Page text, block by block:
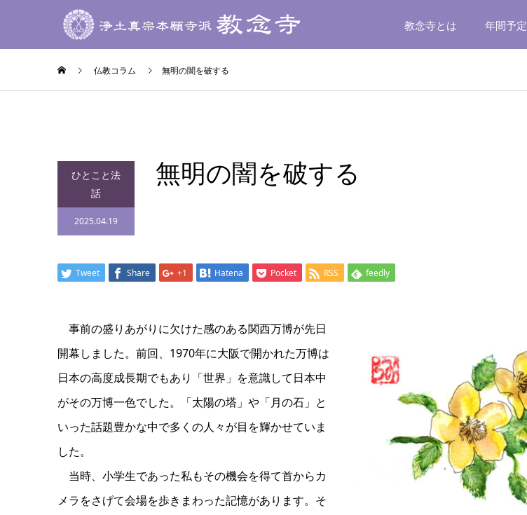
教念寺とは 年間予定
仏教コラム 無明の闇を破する
ひとこと法
話
2025.04.19
無明の闇を破する
Tweet Share +1 Hatena Pocket RSS feedly
事前の盛りあがりに欠けた感のある関西万博が先日
開幕しました。前回、1970年に大阪で開かれた万博は
日本の高度成長期でもあり「世界」を意識して日本中
がその万博一色でした。「太陽の塔」や「月の石」と
いった話題豊かな中で多くの人々が目を輝かせていま
した。
当時、小学生であった私もその機会を得て首からカ
メラをさげて会場を歩きまわった記憶があります。そ